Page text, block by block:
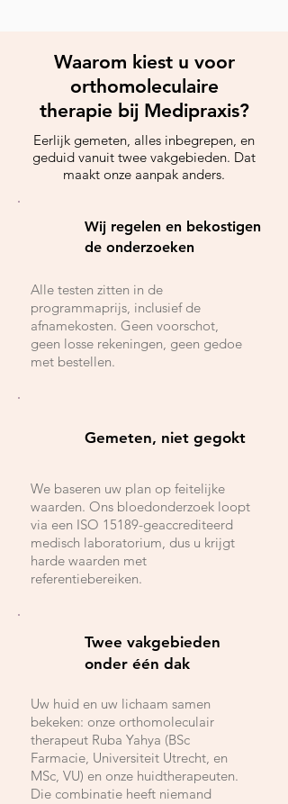
Waarom kiest u voor
orthomoleculaire
therapie bij Medipraxis?
Eerlijk gemeten, alles inbegrepen, en
geduid vanuit twee vakgebieden. Dat
maakt onze aanpak anders.
Wij regelen en bekostigen
de onderzoeken
Alle testen zitten in de
programmaprijs, inclusief de
afnamekosten. Geen voorschot,
geen losse rekeningen, geen gedoe
met bestellen.
Gemeten, niet gegokt
We baseren uw plan op feitelijke
waarden. Ons bloedonderzoek loopt
via een ISO 15189-geaccrediteerd
medisch laboratorium, dus u krijgt
harde waarden met
referentiebereiken.
Twee vakgebieden
onder één dak
Uw huid en uw lichaam samen
bekeken: onze orthomoleculair
therapeut Ruba Yahya (BSc
Farmacie, Universiteit Utrecht, en
MSc, VU) en onze huidtherapeuten.
Die combinatie heeft niemand